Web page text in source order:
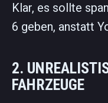
Klar, es sollte
6 geben, anstatt
2.
FAHRZEUGE